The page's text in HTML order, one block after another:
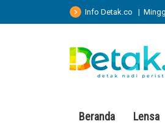
Info Detak.co |
Beranda Lensa